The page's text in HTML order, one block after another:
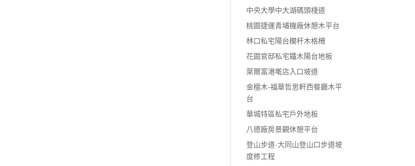
中央大學中大湖碼頭棧道
桃園捷運青埔機廠休憩木平台
林口私宅陽台欄杆木格柵
花園官邸私宅鐵木陽台地板
萊爾富港墘店入口坡道
金檀木-福華哲思軒西餐廳木平
台
華城特區私宅戶外地板
八德廠房景觀休憩平台
登山步道-大同山登山口步道坡
度修工程